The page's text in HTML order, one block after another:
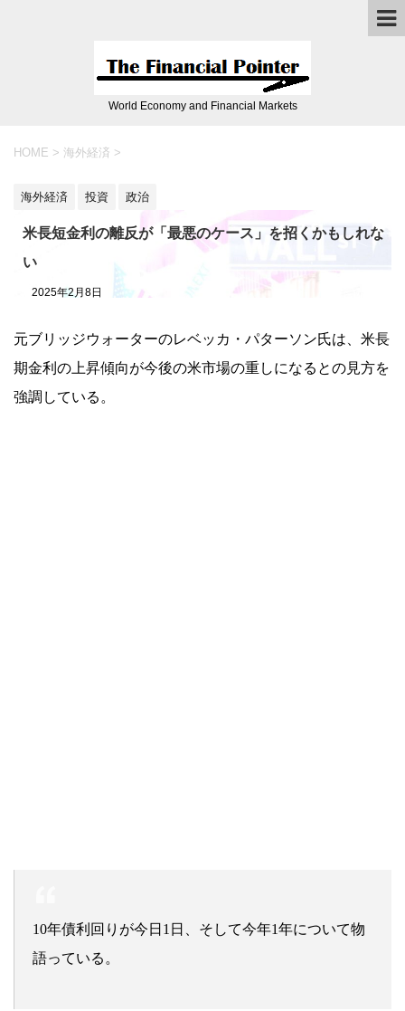
World Economy and Financial Markets
HOME > 海外経済 >
海外経済 投資 政治
米長短金利の離反が「最悪のケース」を招くかもしれな
い
2025年2月8日
元ブリッジウォーターのレベッカ・パターソン氏は、米長
期金利の上昇傾向が今後の米市場の重しになるとの見方を
強調している。
10年債利回りが今日1日、そして今年1年について物
語っている。